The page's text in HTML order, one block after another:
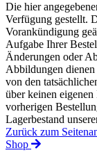
Die hier
Verfügung gestellt.
Vorankündigung
Aufgabe Ihrer
Änderungen oder
Abbildungen
von den
über keinen
vorherigen
Lagerbestand
Zurück zum
Shop